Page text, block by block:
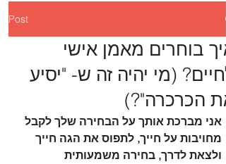
Post
איך בוחרים מאמן אישי
לחיים? (מי יהיה זה ש- "יסיע
את הכרכרה"?)
אני מברכת אותך על הבחירה שלך לקבל
מחויבות על חייך, לתפוס את הגה חייך
ולצאת לדרך, בחירה משמעותית